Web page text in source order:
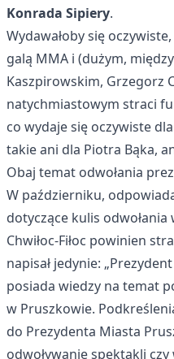
Konrada Sipiery.
Wydawałoby się
galą MMA i (dużym,
Kaszpirowskim, Grzegorz
natychmiastowym straci
co wydaje się oczywiste
takie ani dla Piotra Bąka,
Obaj temat odwołania
W październiku,
dotyczące kulis
Chwiłoc-Fiłoc powinien
napisał jedynie:
posiada wiedzy na temat
w Pruszkowie.
do Prezydenta Miasta
odwoływanie spektakli